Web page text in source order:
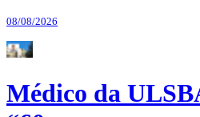
08/08/2026
Médico da